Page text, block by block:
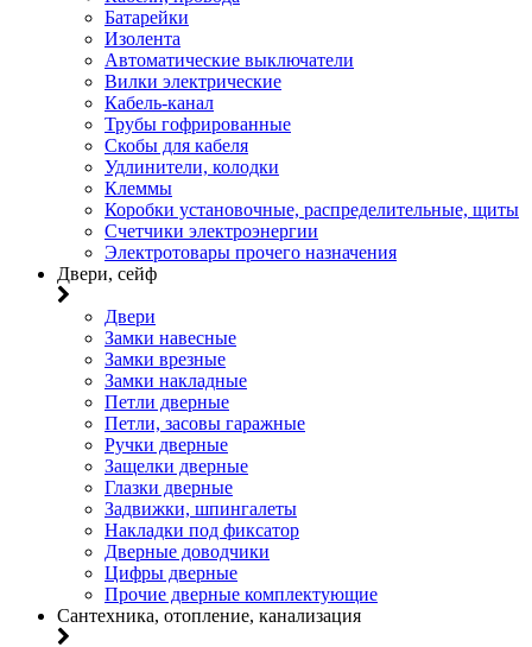
Батарейки
Изолента
Автоматические выключатели
Вилки электрические
Кабель-канал
Трубы гофрированные
Скобы для кабеля
Удлинители, колодки
Клеммы
Коробки установочные, распределительные, щиты
Счетчики электроэнергии
Электротовары прочего назначения
Двери, сейф
Двери
Замки навесные
Замки врезные
Замки накладные
Петли дверные
Петли, засовы гаражные
Ручки дверные
Защелки дверные
Глазки дверные
Задвижки, шпингалеты
Накладки под фиксатор
Дверные доводчики
Цифры дверные
Прочие дверные комплектующие
Сантехника, отопление, канализация